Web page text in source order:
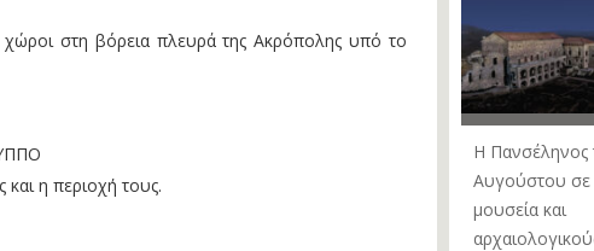
χώροι στη βόρεια πλευρά της Ακρόπολης υπό το
η περιοχή τους.
Η Πανσέληνος
Αυγούστου σε
μουσεία και